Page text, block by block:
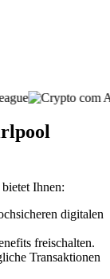
Ihnen:
digitalen
freischalten.
Transaktionen